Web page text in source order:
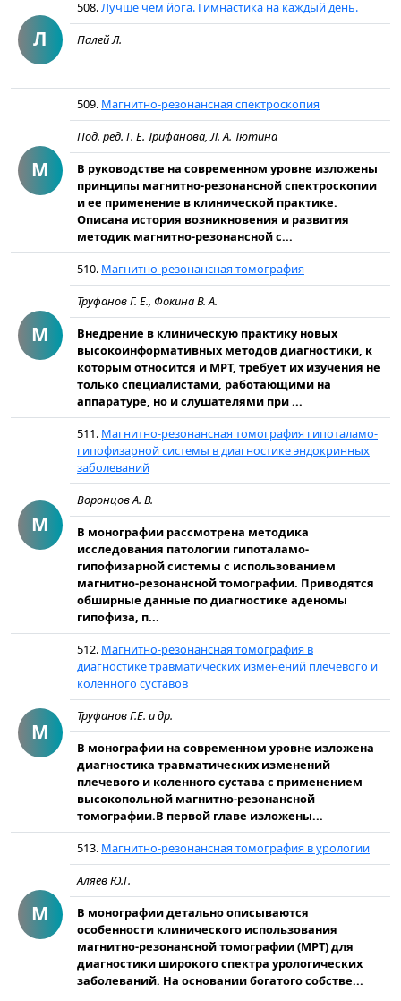
Л
508.Лучше чем йога. Гимнастика на каждый день.
Палей Л.
М
509. Магнитно-резонансная спектроскопия
Под. ред. Г. Е. Трифанова, Л. А. Тютина
В руководстве на современном уровне изложены
принципы магнитно-резонансной спектроскопии
и ее применение в клинической практике.
Описана история возникновения и развития
методик магнитно-резонансной с...
М
510. Магнитно-резонансная томография
Труфанов Г. Е., Фокина В. А.
Внедрение в клиническую практику новых
высокоинформативных методов диагностики, к
которым относится и МРТ, требует их изучения не
только специалистами, работающими на
аппаратуре, но и слушателями при ...
М
511. Магнитно-резонансная томография гипоталамо-
гипофизарной системы в диагностике эндокринных
заболеваний
Воронцов А. В.
В монографии рассмотрена методика
исследования патологии гипоталамо-
гипофизарной системы с использованием
магнитно-резонансной томографии. Приводятся
обширные данные по диагностике аденомы
гипофиза, п...
М
512. Магнитно-резонансная томография в
диагностике травматических изменений плечевого и
коленного суставов
Труфанов Г.Е. и др.
В монографии на современном уровне изложена
диагностика травматических изменений
плечевого и коленного сустава с применением
высокопольной магнитно-резонансной
томографии.В первой главе изложены...
М
513. Магнитно-резонансная томография в урологии
Аляев Ю.Г.
В монографии детально описываются
особенности клинического использования
магнитно-резонансной томографии (МРТ) для
диагностики широкого спектра урологических
заболеваний. На основании богатого собстве...